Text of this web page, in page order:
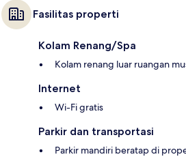
Fasilitas properti
Kolam Renang/Spa
Kolam renang luar ruangan
Internet
Wi-Fi gratis
Parkir dan transportasi
Parkir mandiri beratap di